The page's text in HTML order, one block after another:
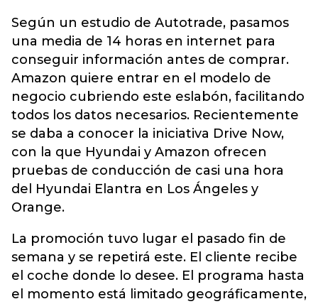
Según un estudio de Autotrade, pasamos
una media de 14 horas en internet para
conseguir información antes de comprar.
Amazon quiere entrar en el modelo de
negocio cubriendo este eslabón, facilitando
todos los datos necesarios. Recientemente
se daba a conocer la iniciativa Drive Now,
con la que Hyundai y Amazon ofrecen
pruebas de conducción de casi una hora
del Hyundai Elantra en Los Ángeles y
Orange.
La promoción tuvo lugar el pasado fin de
semana y se repetirá este. El cliente recibe
el coche donde lo desee. El programa hasta
el momento está limitado geográficamente,